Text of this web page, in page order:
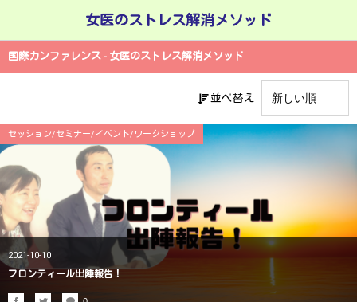
女医のストレス解消メソッド
国際カンファレンス - 女医のストレス解消メソッド
並べ替え
セッション/セミナー/イベント/ワークショップ
2021-10-10
フロンティール出陣報告！